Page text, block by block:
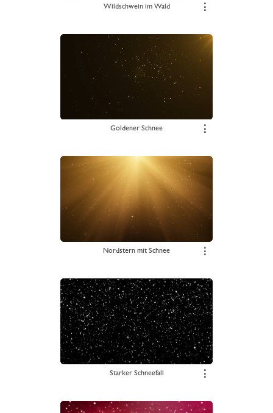
Wildschwein im Wald ⋮
Goldener Schnee ⋮
Nordstern mit Schnee ⋮
Starker Schneefall ⋮